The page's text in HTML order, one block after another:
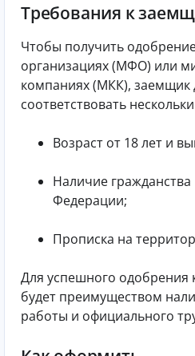
Требования к
Чтобы получить
организациях (МФО) или
компаниях (МКК), заемщик
соответствовать
Возраст от 18 лет и
Наличие гражданства
Федерации;
Прописка на
Для успешного одобрения
будет преимуществом
работы и официального